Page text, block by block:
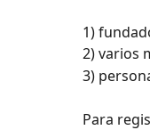
1)
2) varios
3)
Para